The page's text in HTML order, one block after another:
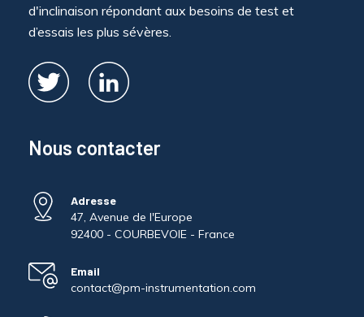
d'inclinaison répondant aux besoins de test et
d’essais les plus sévères.
Nous contacter
Adresse
47, Avenue de l'Europe
92400 - COURBEVOIE - France
Email
contact@pm-instrumentation.com